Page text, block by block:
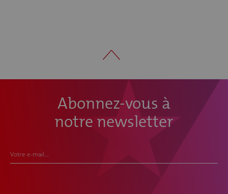
Abonnez-vous à
notre newsletter
Votre e-mail...